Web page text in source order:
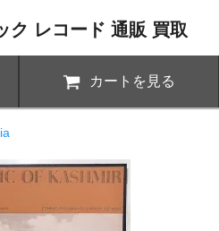
ク レコード 通販 買取
カートを見る